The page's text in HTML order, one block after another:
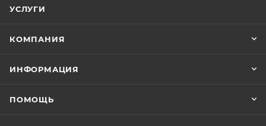
УСЛУГИ
КОМПАНИЯ
ИНФОРМАЦИЯ
ПОМОЩЬ